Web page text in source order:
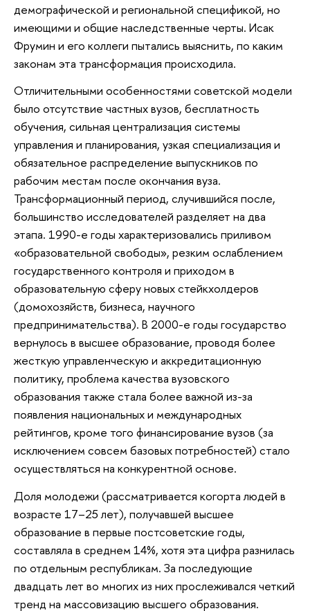
демографической и региональной спецификой, но
имеющими и общие наследственные черты. Исак
Фрумин и его коллеги пытались выяснить, по каким
законам эта трансформация происходила.
Отличительными особенностями советской модели
было отсутствие частных вузов, бесплатность
обучения, сильная централизация системы
управления и планирования, узкая специализация и
обязательное распределение выпускников по
рабочим местам после окончания вуза.
Трансформационный период, случившийся после,
большинство исследователей разделяет на два
этапа. 1990-е годы характеризовались приливом
«образовательной свободы», резким ослаблением
государственного контроля и приходом в
образовательную сферу новых стейкхолдеров
(домохозяйств, бизнеса, научного
предпринимательства). В 2000-е годы государство
вернулось в высшее образование, проводя более
жесткую управленческую и аккредитационную
политику, проблема качества вузовского
образования также стала более важной из-за
появления национальных и международных
рейтингов, кроме того финансирование вузов (за
исключением совсем базовых потребностей) стало
осуществляться на конкурентной основе.
Доля молодежи (рассматривается когорта людей в
возрасте 17–25 лет), получавшей высшее
образование в первые постсоветские годы,
составляла в среднем 14%, хотя эта цифра разнилась
по отдельным республикам. За последующие
двадцать лет во многих из них прослеживался четкий
тренд на массовизацию высшего образования.